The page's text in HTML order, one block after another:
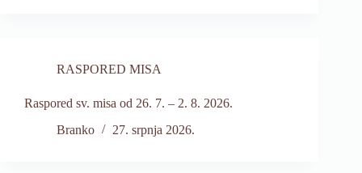
RASPORED MISA
Raspored sv. misa od 26. 7. – 2. 8. 2026.
Branko
27. srpnja 2026.